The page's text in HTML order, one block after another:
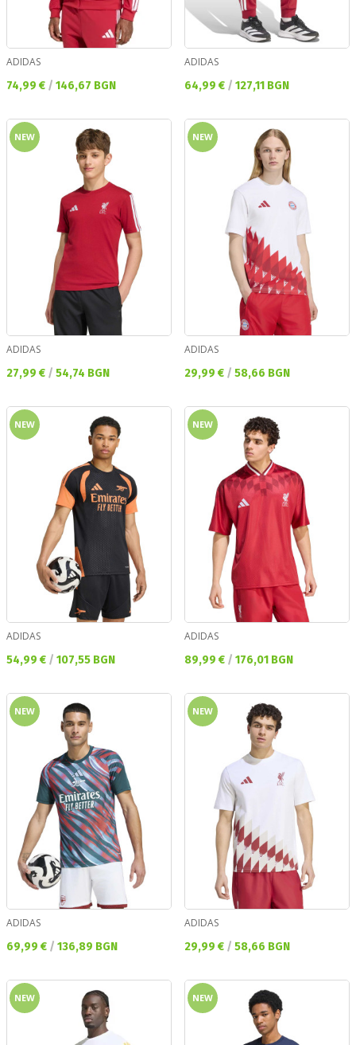
ADIDAS
Текуща цена:
74,99 € / 146,67 BGN
ADIDAS
Текуща цена:
64,99 € / 127,11 BGN
NEW
ADIDAS
Текуща цена:
27,99 € / 54,74 BGN
NEW
ADIDAS
Текуща цена:
29,99 € / 58,66 BGN
NEW
ADIDAS
Текуща цена:
54,99 € / 107,55 BGN
NEW
ADIDAS
Текуща цена:
89,99 € / 176,01 BGN
NEW
ADIDAS
Текуща цена:
69,99 € / 136,89 BGN
NEW
ADIDAS
Текуща цена:
29,99 € / 58,66 BGN
NEW NEW